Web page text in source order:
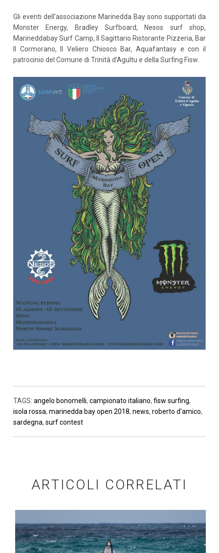
Gli eventi dell’associazione Marinedda Bay sono supportati da
Monster Energy, Bradley Surfboard, Nesos surf shop,
Marineddabay Surf Camp, Il Sagittario Ristorante Pizzeria, Bar
Il Cormorano, Il Veliero Chiosco Bar, Aquafantasy e con il
patrocinio del Comune di Trinità d’Agultu e della Surfing Fisw.
TAGS: angelo bonomelli, campionato italiano, fisw surfing,
isola rossa, marinedda bay open 2018, news, roberto d'amico,
sardegna, surf contest
ARTICOLI CORRELATI